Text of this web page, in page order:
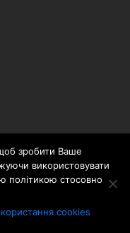
зробити Ваше
використовувати
політикою стосовно
cookies